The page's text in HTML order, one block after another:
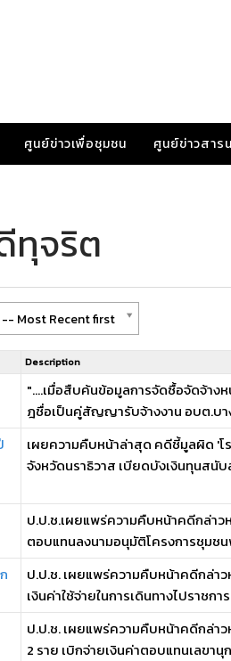
ศูนย์ข่าวเพื่อชุมชน ศูนย์ข่าวสาร
ทุจริต
-- Most Recent first
Description
"....เมื่อสืบค้นข้อมูลการจัดซื้อจัดจ้าง
ฎชื่อเป็นคู่สัญญารับจ้างงาน อบต.บา
เผยความคืบหน้าล่าสุด คดีชี้มูลผิด 'โ
จังหวัดนราธิวาส เบียดบังเงินทุนสนั
ป.ป.ช.เผยแพร่ความคืบหน้าคดีกล่าว
ตอบแทนลงนามอนุมัติโครงการชุมช
ป.ป.ช. เผยแพร่ความคืบหน้าคดีกล่า
เงินค่าใช้จ่ายในการเดินทางไปราชก
ป.ป.ช. เผยแพร่ความคืบหน้าคดีกล่
2 ราย เบิกจ่ายเงินค่าตอบแทนเลขา